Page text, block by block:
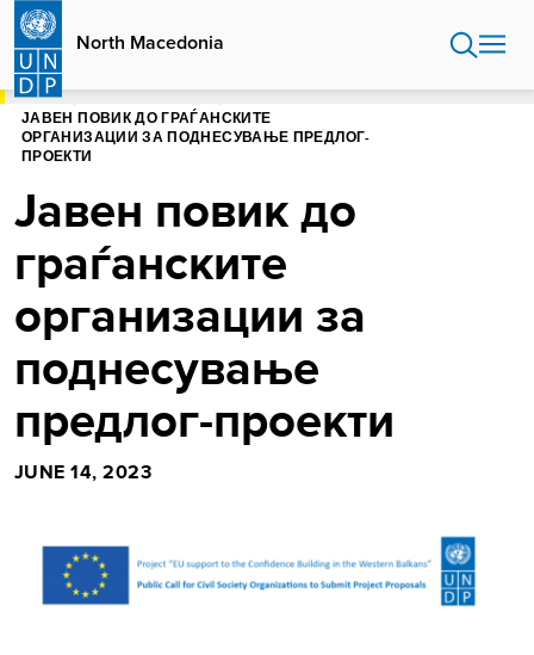
Skip
main
content
North Macedonia
HOME
ЈАВЕН ПОВИК ДО ГРАЃАНСКИТЕ
ОРГАНИЗАЦИИ ЗА ПОДНЕСУВАЊЕ ПРЕДЛОГ-
ПРОЕКТИ
Јавен повик до
граѓанските
организации за
поднесување
предлог-проекти
JUNE 14, 2023